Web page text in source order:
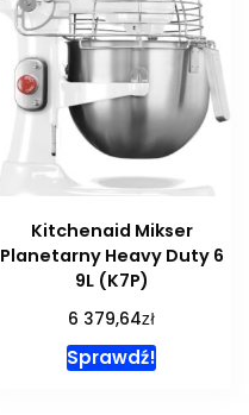
Kitchenaid Mikser
Planetarny Heavy Duty 6
9L (K7P)
6 379,64zł
Sprawdź!